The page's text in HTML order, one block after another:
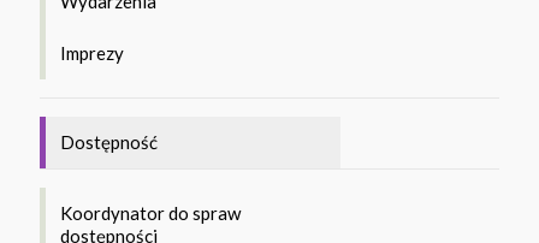
Imprezy
Dostępność
Koordynator do spraw
dostępności